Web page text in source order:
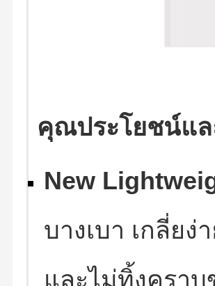
คุณประโยชน์แ
New
บางเบา เกลี่ย
และไม่ทิ้งคราบ